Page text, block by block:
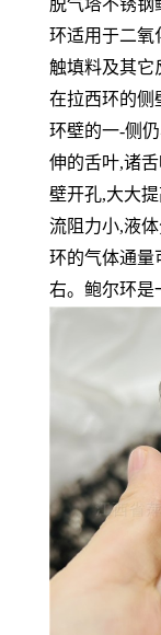
脱气塔不锈钢
环适用于二氧
触填料及其它
在拉西环的侧
环壁的一-侧
伸的舌叶,诸
壁开孔,大大
流阻力小,液
环的气体通量
右。鲍尔环是